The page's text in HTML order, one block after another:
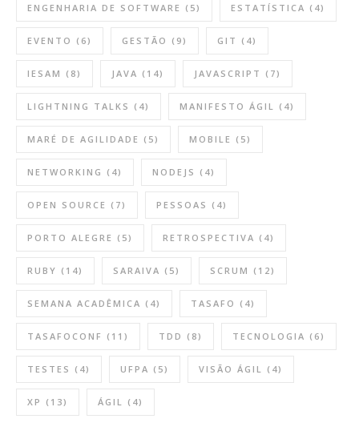
ENGENHARIA DE SOFTWARE (5) ESTATÍSTICA (4)
EVENTO (6) GESTÃO (9) GIT (4)
IESAM (8) JAVA (14) JAVASCRIPT (7)
LIGHTNING TALKS (4) MANIFESTO ÁGIL (4)
MARÉ DE AGILIDADE (5) MOBILE (5)
NETWORKING (4) NODEJS (4)
OPEN SOURCE (7) PESSOAS (4)
PORTO ALEGRE (5) RETROSPECTIVA (4)
RUBY (14) SARAIVA (5) SCRUM (12)
SEMANA ACADÊMICA (4) TASAFO (4)
TASAFOCONF (11) TDD (8) TECNOLOGIA (6)
TESTES (4) UFPA (5) VISÃO ÁGIL (4)
XP (13) ÁGIL (4)